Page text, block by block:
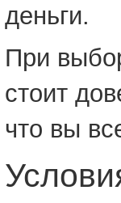
деньги.
При
стоит
что вы